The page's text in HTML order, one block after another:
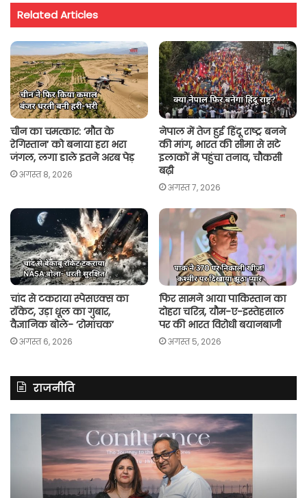
s
A
p
p
b
o
o
k
t
e
r
i
n
k
Related Articles
चीन का चमत्कार: ‘मौत के
रेगिस्तान’ को बनाया हरा भरा
जंगल, लगा डाले इतने अरब पेड़
अगस्त 8, 2026
नेपाल में तेज हुई हिंदू राष्ट्र बनने
की मांग, भारत की सीमा से सटे
इलाकों में पहुंचा तनाव, चौकसी
बढ़ी
अगस्त 7, 2026
चांद से टकराया स्पेसएक्स का
रॉकेट, उड़ा धूल का गुबार,
वैज्ञानिक बोले- ‘रोमांचक’
अगस्त 6, 2026
फिर सामने आया पाकिस्तान का
दोहरा चरित्र, यौम-ए-इस्तेहसाल
पर की भारत विरोधी बयानबाजी
अगस्त 5, 2026
राजनीति